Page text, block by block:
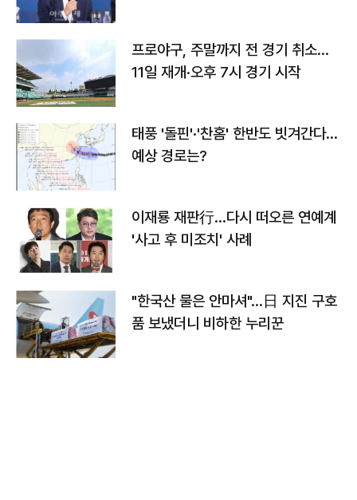
프로야구, 주말까지 전 경기 취소…
11일 재개·오후 7시 경기 시작
태풍 '돌핀'·'찬홈' 한반도 빗겨간다…
예상 경로는?
이재룡 재판行…다시 떠오른 연예계
'사고 후 미조치' 사례
"한국산 물은 안마셔"…日 지진 구호
품 보냈더니 비하한 누리꾼